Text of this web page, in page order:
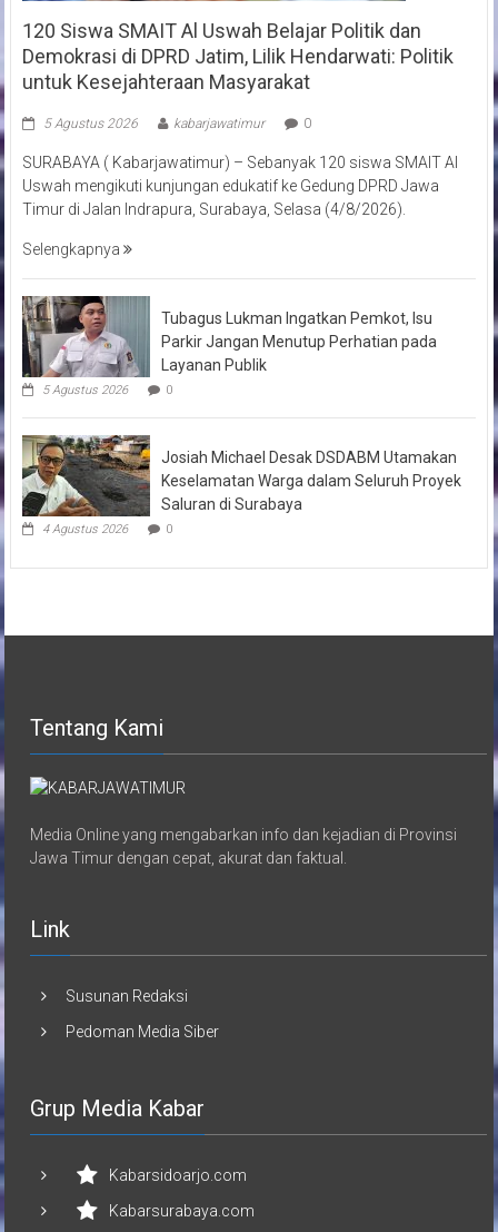
120 Siswa SMAIT Al Uswah Belajar Politik dan
Demokrasi di DPRD Jatim, Lilik Hendarwati: Politik
untuk Kesejahteraan Masyarakat
5 Agustus 2026 kabarjawatimur 0
SURABAYA ( Kabarjawatimur) – Sebanyak 120 siswa SMAIT Al
Uswah mengikuti kunjungan edukatif ke Gedung DPRD Jawa
Timur di Jalan Indrapura, Surabaya, Selasa (4/8/2026).
Selengkapnya
Tubagus Lukman Ingatkan Pemkot, Isu
Parkir Jangan Menutup Perhatian pada
Layanan Publik
5 Agustus 2026 0
Josiah Michael Desak DSDABM Utamakan
Keselamatan Warga dalam Seluruh Proyek
Saluran di Surabaya
4 Agustus 2026 0
Tentang Kami
Media Online yang mengabarkan info dan kejadian di Provinsi
Jawa Timur dengan cepat, akurat dan faktual.
Link
Susunan Redaksi
Pedoman Media Siber
Grup Media Kabar
Kabarsidoarjo.com
Kabarsurabaya.com